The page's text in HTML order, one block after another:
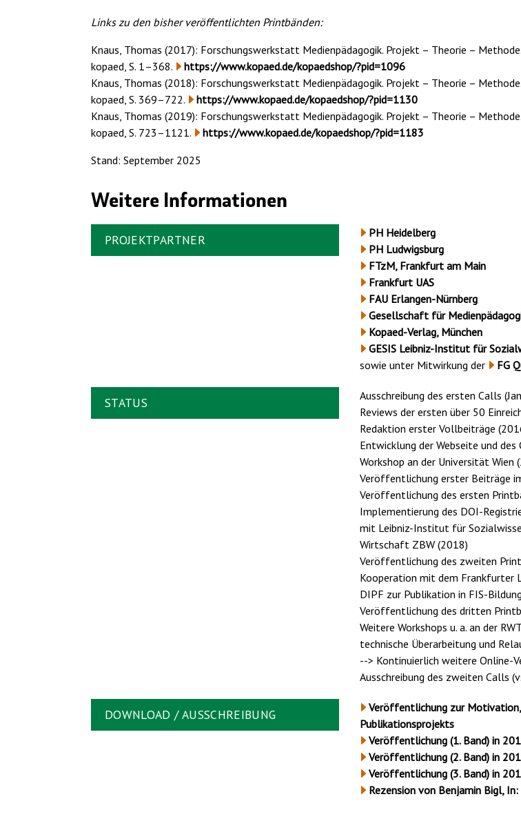
Links zu den bisher veröffentlichten Printbänden:
Knaus, Thomas (2017): Forschungswerkstatt Medienpädagogik. Projekt – Theorie –
kopaed, S. 1–368.
https://www.kopaed.de/kopaedshop/?pid=1096
Knaus, Thomas (2018): Forschungswerkstatt Medienpädagogik. Projekt – Theorie –
kopaed, S. 369–722.
https://www.kopaed.de/kopaedshop/?pid=1130
Knaus, Thomas (2019): Forschungswerkstatt Medienpädagogik. Projekt – Theorie –
kopaed, S. 723–1121.
https://www.kopaed.de/kopaedshop/?pid=1183
Stand: September 2025
Weitere Informationen
PROJEKTPARTNER
PH Heidelberg
PH Ludwigsburg
FTzM, Frankfurt am Main
Frankfurt UAS
FAU Erlangen-Nürnberg
Gesellschaft für
Kopaed-Verlag, München
GESIS Leibniz-Institut für
sowie unter Mitwirkung der
FG
STATUS
Ausschreibung des ersten Calls
Reviews der ersten über 50
Redaktion erster Vollbeiträge
Entwicklung der Webseite und
Workshop an der Universität Wien
Veröffentlichung erster Beiträge
Veröffentlichung des ersten
Implementierung des DOI-
mit Leibniz-Institut für
Wirtschaft ZBW (2018)
Veröffentlichung des zweiten
Kooperation mit dem Frankfurter
DIPF zur Publikation in FIS-
Veröffentlichung des dritten
Weitere Workshops u. a. an der
technische Überarbeitung und
--> Kontinuierlich weitere Online-
Ausschreibung des zweiten Calls
DOWNLOAD / AUSSCHREIBUNG
Veröffentlichung zur
Publikationsprojekts
Veröffentlichung (1. Band) in
Veröffentlichung (2. Band) in
Veröffentlichung (3. Band) in
Rezension von Benjamin Bigl,